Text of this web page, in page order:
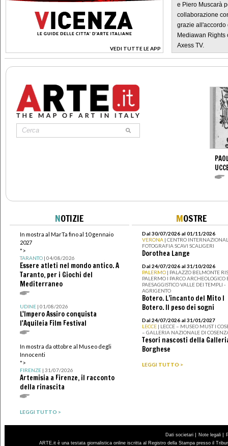
VEDI TUTTE LE APP
>
e Piero Muscarà
collaborazione
grazie all'accordo
Mediawan Rights
Axess TV.
NOTIZIE
In mostra al MarTa fino al 10 gennaio
2027
">
TARANTO| 04/08/2026
Essere atleti nel mondo antico. A
Taranto, per i Giochi del
Mediterraneo
UDINE| 01/08/2026
L'Impero Assiro conquista
l'Aquileia Film Festival
In mostra da ottobre al Museo degli
Innocenti
">
FIRENZE| 31/07/2026
Artemisia a Firenze, il racconto
della rinascita
LEGGI TUTTO >
MOSTRE
Dal 30/07/2026 al 01/11/2026
VERONA | CENTRO
FOTOGRAFIA SCAVI SCALIGERI
Dorothea Lange
Dal 24/07/2026 al 31/10/2026
PALERMO | PALAZZO BELMONTE
PALERMO I PARCO ARCHEOLOGICO
PAESAGGISTICO VALLE DEI TEMPLI -
AGRIGENTO
Botero. L’incanto del Mito I
Botero. Il peso dei sogni
Dal 24/07/2026 al 31/01/2027
LECCE | LECCE – MUSEO MUST I
– GALLERIA NAZIONALE DI
Tesori nascosti della
Borghese
LEGGI TUTTO >
Dati societari | Note legali |
ARTE.it è una testata giornalistica online iscritta al Registro della Stampa presso il